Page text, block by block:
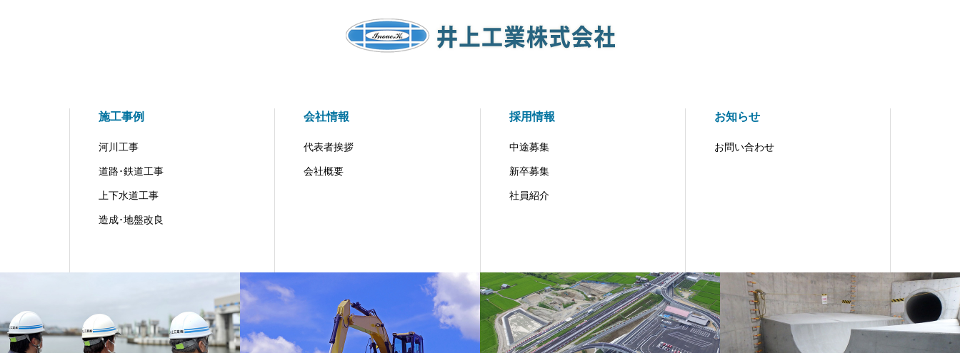
施工事例
河川工事
道路･鉄道工事
上下水道工事
造成･地盤改良
会社情報
代表者挨拶
会社概要
採用情報
中途募集
新卒募集
社員紹介
お知らせ
お問い合わせ